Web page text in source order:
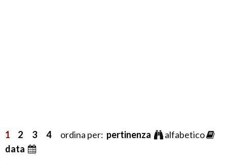
1 2 3 4ordina per: pertinenza
alfabetico
data